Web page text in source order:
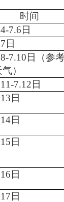
时间
7.6 日
日
7.10 日（参
）
7.12 日
日
日
日
日
日